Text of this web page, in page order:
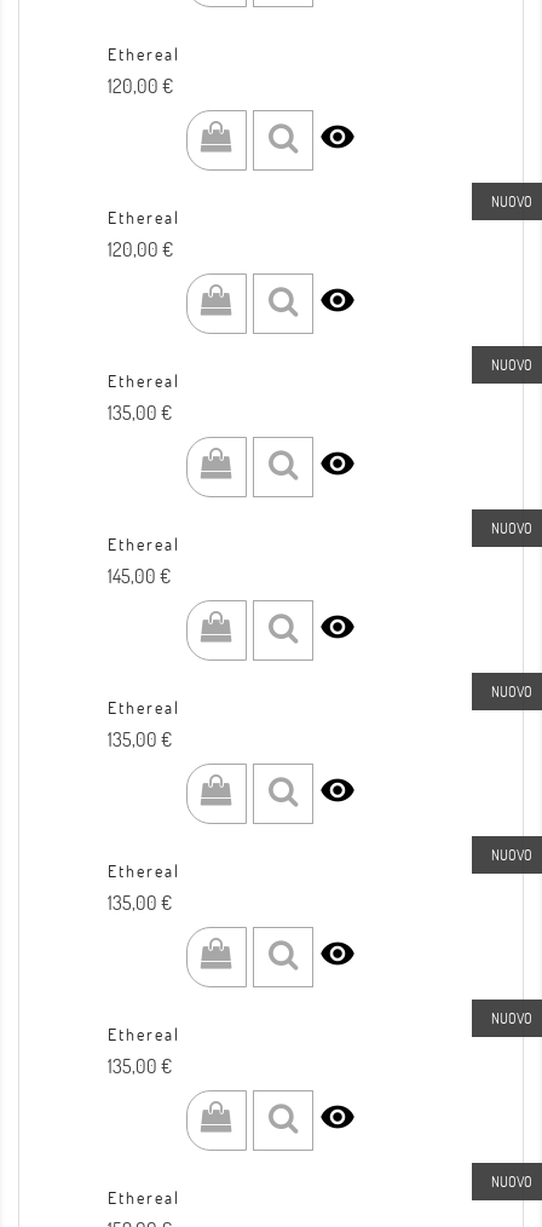
Ethereal
Prezzo
120,00 €

NUOVO
Ethereal
Prezzo
120,00 €

NUOVO
Ethereal
Prezzo
135,00 €

NUOVO
Ethereal
Prezzo
145,00 €

NUOVO
Ethereal
Prezzo
135,00 €

NUOVO
Ethereal
Prezzo
135,00 €

NUOVO
Ethereal
Prezzo
135,00 €

NUOVO
Ethereal